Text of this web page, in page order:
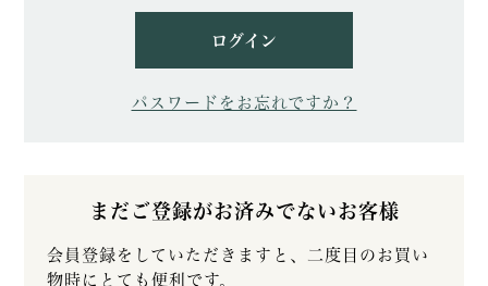
ログイン
パスワードをお忘れですか？
まだご登録がお済みでないお客様
会員登録をしていただきますと、二度目のお買い
物時にとても便利です。